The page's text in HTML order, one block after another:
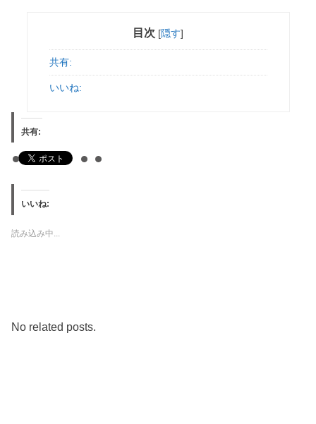
目次 [隠す]
共有:
いいね:
共有:
いいね:
読み込み中...
No related posts.